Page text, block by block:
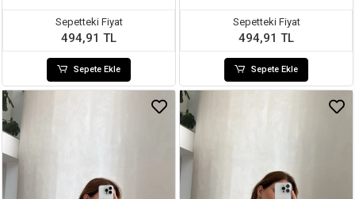
Sepetteki Fiyat
494,91 TL
Sepete Ekle
Sepetteki Fiyat
494,91 TL
Sepete Ekle